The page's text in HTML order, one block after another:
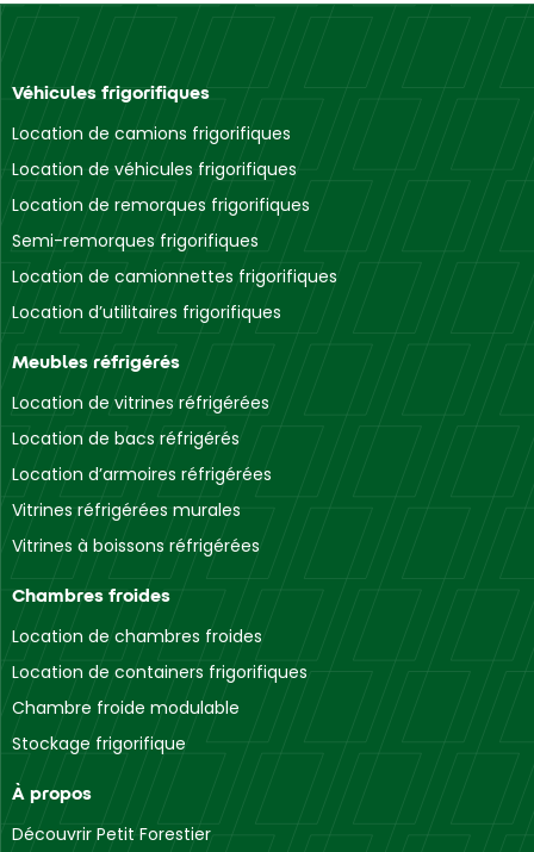
Véhicules frigorifiques
Location de camions frigorifiques
Location de véhicules frigorifiques
Location de remorques frigorifiques
Semi-remorques frigorifiques
Location de camionnettes frigorifiques
Location d’utilitaires frigorifiques
Meubles réfrigérés
Location de vitrines réfrigérées
Location de bacs réfrigérés
Location d’armoires réfrigérées
Vitrines réfrigérées murales
Vitrines à boissons réfrigérées
Chambres froides
Location de chambres froides
Location de containers frigorifiques
Chambre froide modulable
Stockage frigorifique
À propos
Découvrir Petit Forestier